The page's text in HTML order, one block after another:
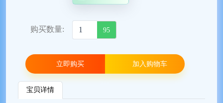
购买数量: 95
立即购买 加入购物车
宝贝详情